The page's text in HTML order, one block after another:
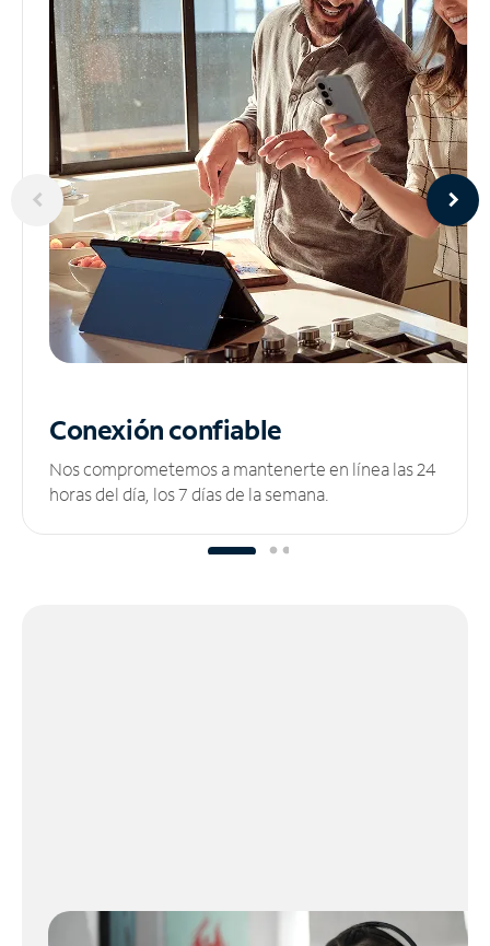
Conexión confiable
Nos comprometemos a mantenerte en línea las 24
horas del día, los 7 días de la semana.